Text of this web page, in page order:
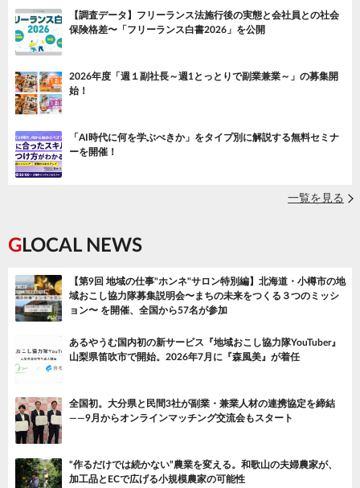
【調査データ】フリーランス法施行後の実態と会社員との社会
保険格差〜「フリーランス白書2026」を公開
2026年度「週１副社長～週1とっとりで副業兼業～」の募集開
始！
「AI時代に何を学ぶべきか」をタイプ別に解説する無料セミナ
ーを開催！
一覧を見る
GLOCAL NEWS
【第9回 地域の仕事"ホンネ"サロン特別編】北海道・小樽市の地
域おこし協力隊募集説明会〜まちの未来をつくる３つのミッシ
ョン〜 を開催、全国から57名が参加
あるやうむ国内初の新サービス『地域おこし協力隊YouTuber』
山梨県笛吹市で開始。2026年7月に『森風美』が着任
全国初。大分県と民間3社が副業・兼業人材の連携協定を締結
——9月からオンラインマッチング交流会もスタート
“作るだけでは続かない”農業を変える。和歌山の夫婦農家が、
加工品とECで広げる小規模農家の可能性